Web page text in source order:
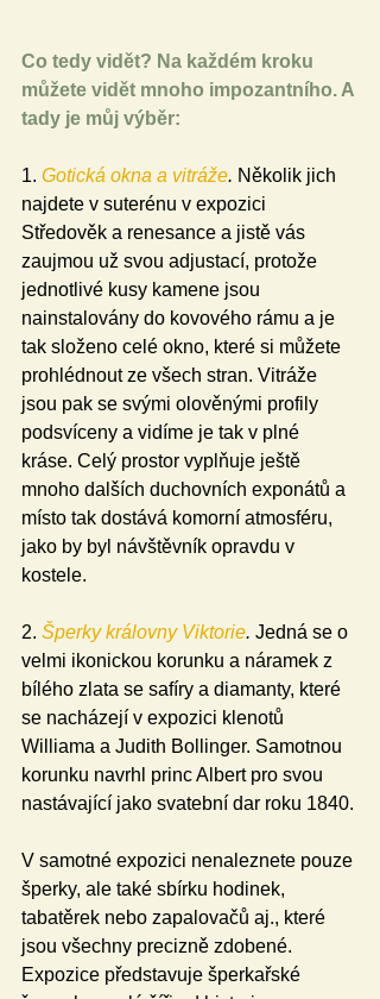
Co tedy vidět? Na každém kroku
můžete vidět mnoho impozantního. A
tady je můj výběr:
1. Gotická okna a vitráže. Několik jich
najdete v suterénu v expozici
Středověk a renesance a jistě vás
zaujmou už svou adjustací, protože
jednotlivé kusy kamene jsou
nainstalovány do kovového rámu a je
tak složeno celé okno, které si můžete
prohlédnout ze všech stran. Vitráže
jsou pak se svými olověnými profily
podsvíceny a vidíme je tak v plné
kráse. Celý prostor vyplňuje ještě
mnoho dalších duchovních exponátů a
místo tak dostává komorní atmosféru,
jako by byl návštěvník opravdu v
kostele.
2. Šperky královny Viktorie. Jedná se o
velmi ikonickou korunku a náramek z
bílého zlata se safíry a diamanty, které
se nacházejí v expozici klenotů
Williama a Judith Bollinger. Samotnou
korunku navrhl princ Albert pro svou
nastávající jako svatební dar roku 1840.
V samotné expozici nenaleznete pouze
šperky, ale také sbírku hodinek,
tabatěrek nebo zapalovačů aj., které
jsou všechny precizně zdobené.
Expozice představuje šperkařské